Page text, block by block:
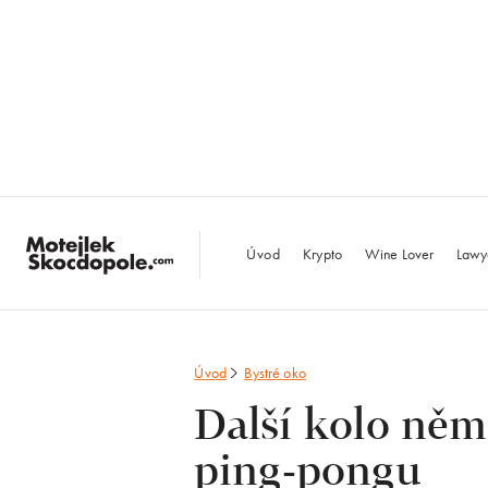
Úvod Krypto Wine Lover
Úvod Bystré oko
Další kolo
ping-pongu